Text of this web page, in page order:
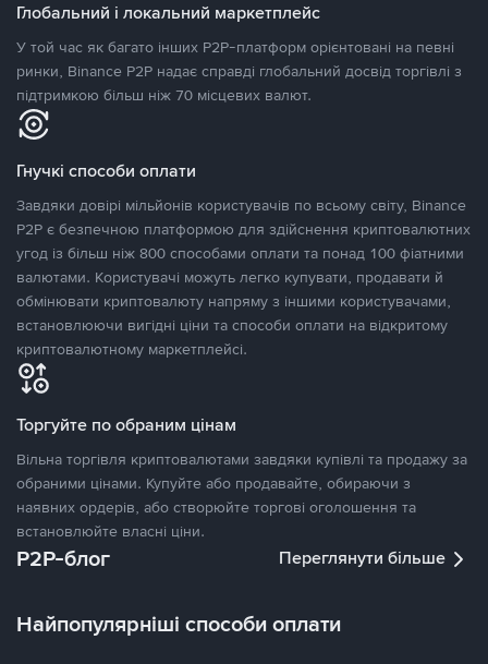
Глобальний і локальний маркетплейс
У той час як багато інших P2P-платформ орієнтовані на певні
ринки, Binance P2P надає справді глобальний досвід торгівлі з
підтримкою більш ніж 70 місцевих валют.
Гнучкі способи оплати
Завдяки довірі мільйонів користувачів по всьому світу, Binance
P2P є безпечною платформою для здійснення криптовалютних
угод із більш ніж 800 способами оплати та понад 100 фіатними
валютами. Користувачі можуть легко купувати, продавати й
обмінювати криптовалюту напряму з іншими користувачами,
встановлюючи вигідні ціни та способи оплати на відкритому
криптовалютному маркетплейсі.
Торгуйте по обраним цінам
Вільна торгівля криптовалютами завдяки купівлі та продажу за
обраними цінами. Купуйте або продавайте, обираючи з
наявних ордерів, або створюйте торгові оголошення та
встановлюйте власні ціни.
P2P-блог Переглянути більше
Найпопулярніші способи оплати